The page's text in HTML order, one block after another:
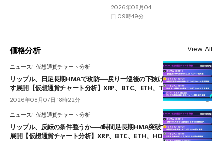
2026年08月04
日 09時49分
価格分析 View All
ニュース 仮想通貨チャート分析
リップル、日足長期HMAで攻防──戻り一巡後の下抜けで0.95ドルを試
す展開【仮想通貨チャート分析】XRP、BTC、ETH、TAKE
2026年08月07日 18時22分
ニュース 仮想通貨チャート分析
リップル、反転の条件整うか──4時間足長期HMA突破で雲下端を目指す
展開【仮想通貨チャート分析】XRP、BTC、ETH、HOME